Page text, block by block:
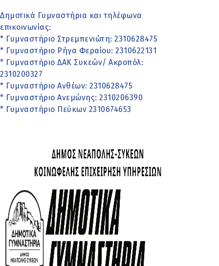
Δημοτικά Γυμναστήρια και τηλέφωνα
επικοινωνίας:
* Γυμναστήριο Στρεμπενιώτη: 2310628475
* Γυμναστήριο Ρήγα Φεραίου: 2310622131
* Γυμναστήριο ΔΑΚ Συκεών/ Ακροπόλ:
2310200327
* Γυμναστήριο Ανθέων: 2310628475
* Γυμναστήριο Ανεμώνης: 2310206390
* Γυμναστήριο Πεύκων 2310674653